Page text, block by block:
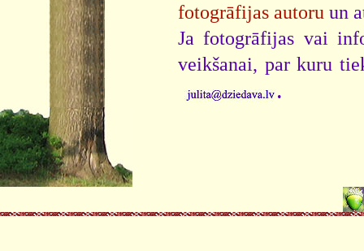
fotogrāfijas autoru un
Ja fotogrāfijas vai
veikšanai, par kuru
.